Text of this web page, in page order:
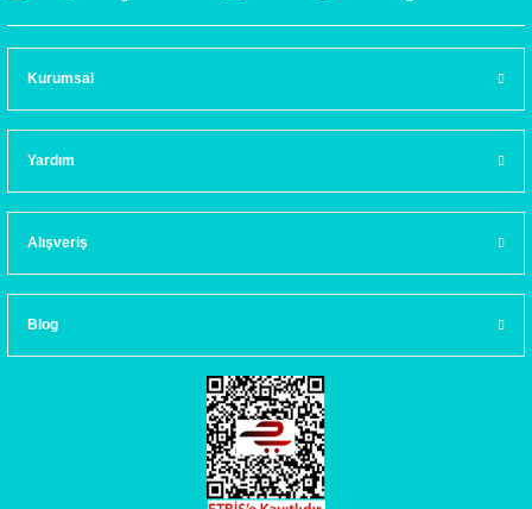
Kurumsal
Yardım
Alışveriş
Blog